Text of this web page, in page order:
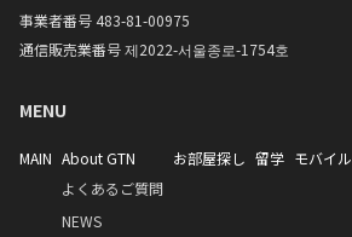
事業者番号 483-81-00975
通信販売業番号 제2022-서울종로-1754호
MENU
MAIN About GTN
よくあるご質問
NEWS
お部屋探し 留学 モバイル